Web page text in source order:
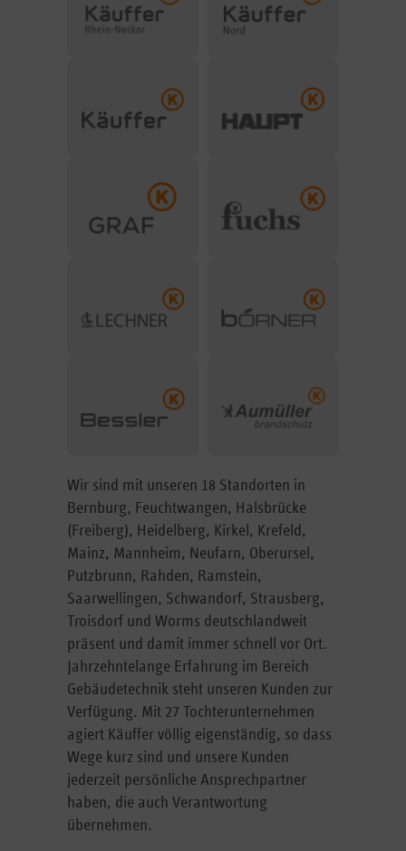
Wir sind mit unseren 18 Standorten in
Bernburg, Feuchtwangen, Halsbrücke
(Freiberg), Heidelberg, Kirkel, Krefeld,
Mainz, Mannheim, Neufarn, Oberursel,
Putzbrunn, Rahden, Ramstein,
Saarwellingen, Schwandorf, Strausberg,
Troisdorf und Worms deutschlandweit
präsent und damit immer schnell vor Ort.
Jahrzehntelange Erfahrung im Bereich
Gebäudetechnik steht unseren Kunden zur
Verfügung. Mit 27 Tochterunternehmen
agiert Käuffer völlig eigenständig, so dass
Wege kurz sind und unsere Kunden
jederzeit persönliche Ansprechpartner
haben, die auch Verantwortung
übernehmen.